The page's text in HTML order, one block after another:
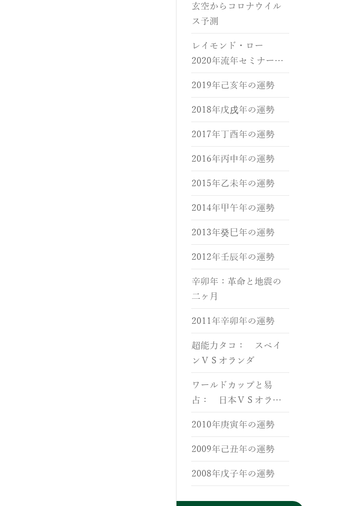
玄空からコロナウイル
ス予測
レイモンド・ロー
2020年流年セミナーが
開催されました。
2019年己亥年の運勢
2018年戊戌年の運勢
2017年丁酉年の運勢
2016年丙申年の運勢
2015年乙未年の運勢
2014年甲午年の運勢
2013年癸巳年の運勢
2012年壬辰年の運勢
辛卯年：革命と地震の
二ヶ月
2011年辛卯年の運勢
超能力タコ： スペイ
ンＶＳオランダ
ワールドカップと易
占： 日本ＶＳオラン
ダ
2010年庚寅年の運勢
2009年己丑年の運勢
2008年戊子年の運勢